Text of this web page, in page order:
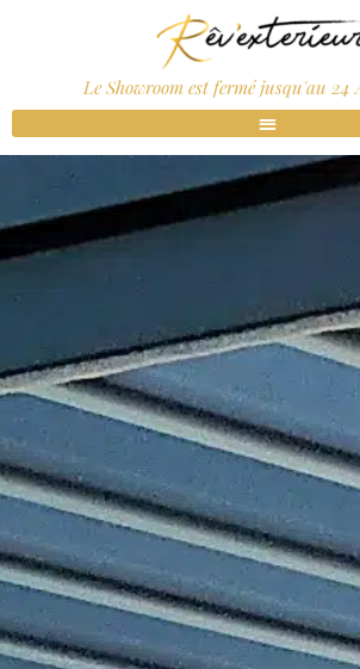
Le Showroom est fermé jusqu'au